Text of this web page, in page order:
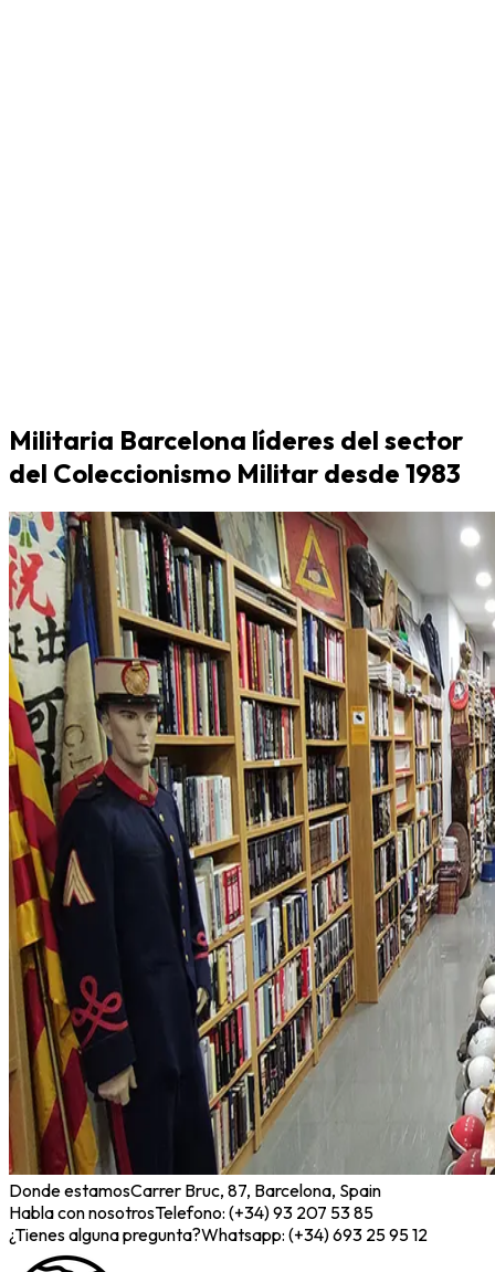
Militaria Barcelona líderes del sector
del Coleccionismo Militar desde 1983
Donde estamosCarrer Bruc, 87, Barcelona, Spain
Habla con nosotrosTelefono: (+34) 93 207 53 85
¿Tienes alguna pregunta?Whatsapp: (+34) 693 25 95 12